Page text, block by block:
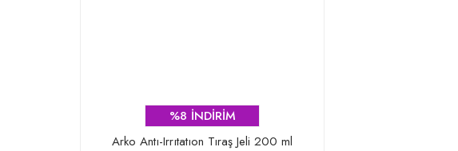
%8 İNDİRİM
Arko Antı-Irrıtatıon Tıraş Jeli 200 ml